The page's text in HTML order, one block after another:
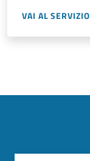
VAI AL SERVIZIO